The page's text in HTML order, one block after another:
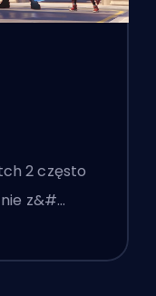
2 często
z&#…